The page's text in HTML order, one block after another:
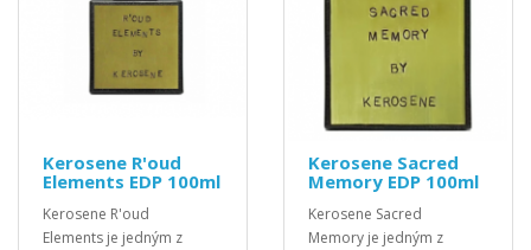
Kerosene R'oud
Elements EDP 100ml
Kerosene R'oud
Elements je jedným z
Kerosene Sacred
Memory EDP 100ml
Kerosene Sacred
Memory je jedným z